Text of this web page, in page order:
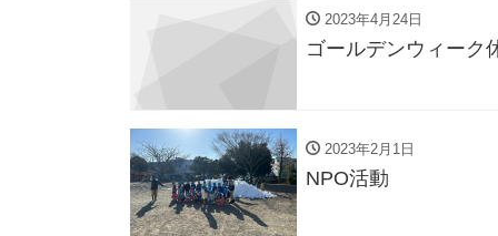
2023年4月24日
ゴールデンウィーク
2023年2月1日
NPO活動